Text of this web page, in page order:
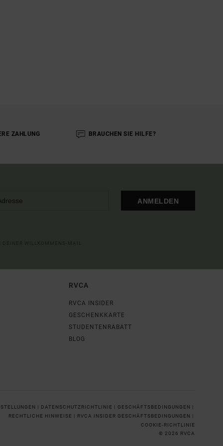
ZAHLUNG BRAUCHEN SIE HILFE?
ANMELDEN
RVCA
RVCA INSIDER
GESCHENKKARTE
STUDENTENRABATT
BLOG
| DATENSCHUTZRICHTLINIE | GESCHÄFTSBEDINGUNGEN |
RECHTLICHE HINWEISE | RVCA INSIDER GESCHÄFTSBEDINGUNGEN |
COOKIE-RICHTLINIE
© 2026 RVCA